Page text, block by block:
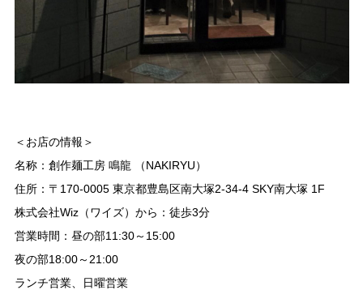
＜お店の情報＞
名称：創作麺工房 鳴龍 （NAKIRYU）
住所：〒170-0005 東京都豊島区南大塚2-34-4 SKY南大塚 1F
株式会社Wiz（ワイズ）から：徒歩3分
営業時間：昼の部11:30～15:00
夜の部18:00～21:00
ランチ営業、日曜営業